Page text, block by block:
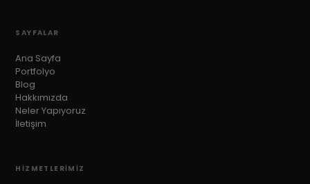
SAYFALAR
Ana Sayfa
Portfolyo
Blog
Hakkımızda
Neler Yapıyoruz
İletişim
HIZMETLERIMIZ